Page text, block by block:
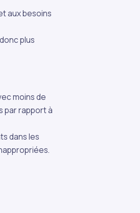
aux besoins
plus
moins de
par rapport à
dans les